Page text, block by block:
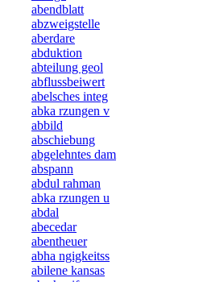
abendblatt
abzweigstelle
aberdare
abduktion
abteilung geol
abflussbeiwert
abelsches integ
abka rzungen v
abbild
abschiebung
abgelehntes dam
abspann
abdul rahman
abka rzungen u
abdal
abecedar
abentheuer
abha ngigkeitss
abilene kansas